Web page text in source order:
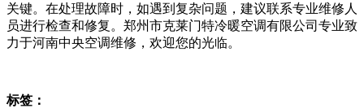
关键。在处理故障时，如遇到复杂问题，建议联系专业维修人
员进行检查和修复。郑州市克莱门特冷暖空调有限公司专业致
力于河南中央空调维修，欢迎您的光临。
标签：